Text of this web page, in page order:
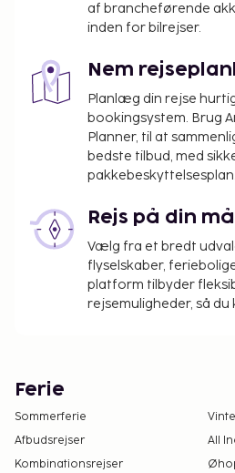
af brancheførende
inden for bilrejser.
Nem
Planlæg din rejse
bookingsystem. Brug
Planner, til at
bedste tilbud, med
pakkebeskyttelsesplan.
Rejs på din
Vælg fra et bredt
flyselskaber,
platform tilbyder
rejsemuligheder, så du
Ferie
Sommerferie
Afbudsrejser
All
Kombinationsrejser